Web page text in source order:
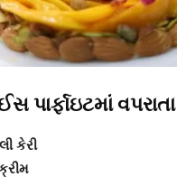
પાર્ફાઇટમાંવપરાતા
કેરી